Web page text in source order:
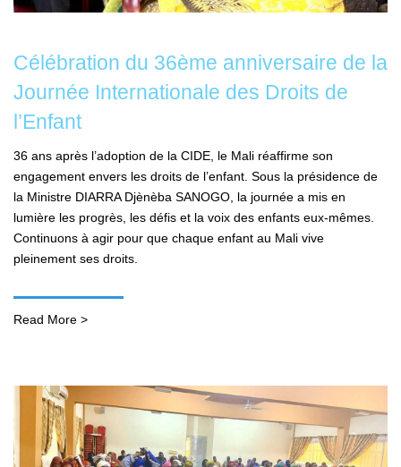
Célébration du 36ème anniversaire de la
Journée Internationale des Droits de
l’Enfant
36 ans après l’adoption de la CIDE, le Mali réaffirme son
engagement envers les droits de l’enfant. Sous la présidence de
la Ministre DIARRA Djènèba SANOGO, la journée a mis en
lumière les progrès, les défis et la voix des enfants eux-mêmes.
Continuons à agir pour que chaque enfant au Mali vive
pleinement ses droits.
Read More >